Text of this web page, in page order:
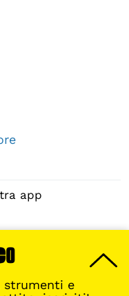
strumenti e
app